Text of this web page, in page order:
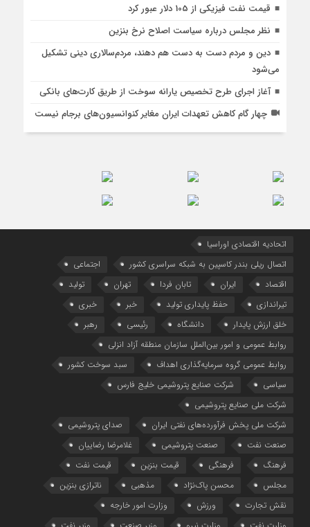
قیمت نفت فیزیکی از 105 دلار عبور کرد
نظر مجلس درباره سیاست اصلاح نرخ بنزین
دین و مردم دست به‌ دست هم دهند، مردم‌سالاری دینی تشکیل
می‌شود
آغاز اجرای طرح تخصیص یارانه سوخت از طریق کارت‌های بانکی
چهار گام کاهش تعهدات ایران مغایر کنوانسیون‌های برجام نیست
اتحادیه اقتصادی اوراسیا
اتصال ریلی بندر کاسپین به شبکه سراسری کشور
اجتماعی
اقتصاد
ایران تابان فردا تهران
تولید
تیراندازی
حفظ پایداری تولید خبر
خبری
خلق ارزش پایدار
دانشگاه رئیسی
رهبر
روابط عمومی و امور بین‌الملل سازمان منطقه آزاد انزلی
روابط عمومی گروه سرمایه‌گذاری اهداف
سبد سوخت کشور
سیاسی
شرکت صنایع پتروشیمی خلیج فارس
شرکت ملی صنایع پتروشیمی
شرکت ملی پخش فرآورده‌های نفتی ایران
صدای پتروشیمی
صنعت نفت
صنعت پتروشیمی
غلامرضا رضاییان
فرهنگ
فرهنگی قیمت بنزین
قیمت نفت
مجلس
محسن پاک‌نژاد مذهبی
ناترازی بنزین
نقش تجارت
ورزش
وزارت امور خارجه